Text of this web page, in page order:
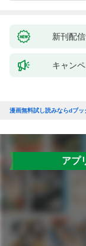
新刊配
キャン
漫画無料試し読みならdブッ
アプ